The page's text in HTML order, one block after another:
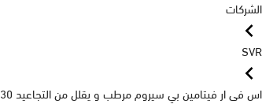
الشركات
SVR
اس فى ار فيتامين بي سيروم مرطب و يقلل من التجاعيد 30 مل | Svr Ampoule B3 Hydra Replumping & Anti Wrinkle 30 ml